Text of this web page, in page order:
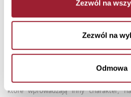
Zezwól na
Zezwól na
Odmowa
przez kobiety, które chcą
rezygnowania z wygody.
W stylizacjach z tym fasonem istotne
równowagi pomiędzy górą a dołem.
całość. W zależności od efektu, jaki
nieco luźniejszymi. Polecamy
https://crossjeans.pl/ona/jeansy-
które wprowadzają inny charakter,